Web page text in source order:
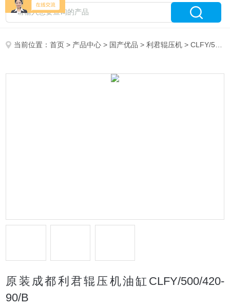
当前位置：首页 > 产品中心 > 国产优品 >利君辊压机 > CLFY/500/420-90/C原装成都利君辊压机油缸CLFY/500/420-90/B
原装成都利君辊压机油缸CLFY/500/420-
90/B